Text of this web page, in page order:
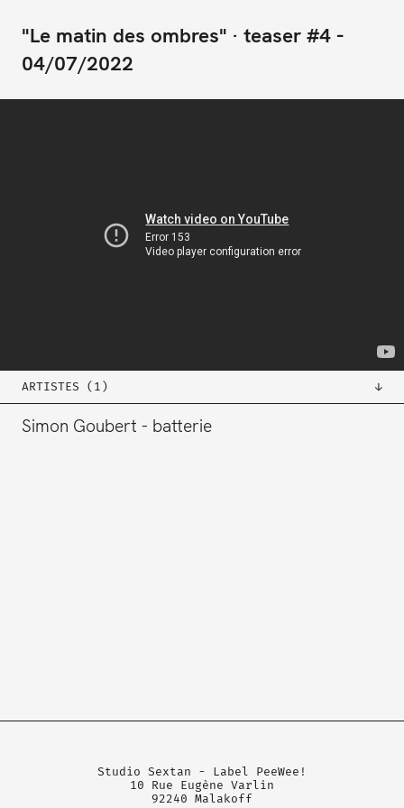
"Le matin des ombres" · teaser #4
04/07/2022
ARTISTES (1)
Simon Goubert batterie
Studio Sextan - Label PeeWee!
10 Rue Eugène Varlin
92240 Malakoff